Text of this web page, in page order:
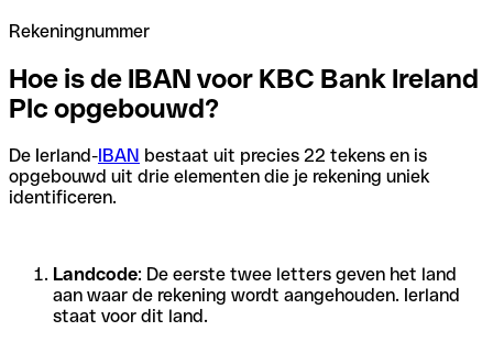
Rekeningnummer
Hoe is de IBAN voor KBC Bank Ireland
Plc opgebouwd?
De Ierland-IBAN bestaat uit precies 22 tekens en is
opgebouwd uit drie elementen die je rekening uniek
identificeren.
Landcode: De eerste twee letters geven het land
aan waar de rekening wordt aangehouden. Ierland
staat voor dit land.